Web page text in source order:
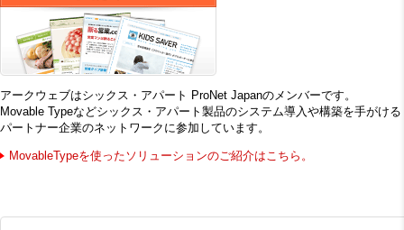
アークウェブはシックス・アパート ProNet Japanのメンバーです。
Movable Typeなどシックス・アパート製品のシステム導入や構築を手がける
パートナー企業のネットワークに参加しています。
MovableTypeを使ったソリューションのご紹介はこちら。